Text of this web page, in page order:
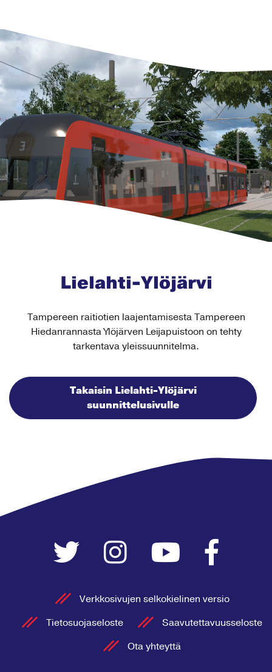
Lielahti-Ylöjärvi
Tampereen raitiotien laajentamisesta Tampereen
Hiedanrannasta Ylöjärven Leijapuistoon on tehty
tarkentava yleissuunnitelma.
Takaisin Lielahti-Ylöjärvi
suunnittelusivulle
Verkkosivujen selkokielinen versio
Tietosuojaseloste
Saavutettavuusseloste
Ota yhteyttä